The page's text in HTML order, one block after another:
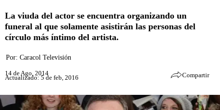
La viuda del actor se encuentra organizando un
funeral al que solamente asistirán las personas del
círculo más íntimo del artista.
Por: Caracol Televisión
14 de Ago, 2014
Actualizado: 5 de feb, 2016 Compartir